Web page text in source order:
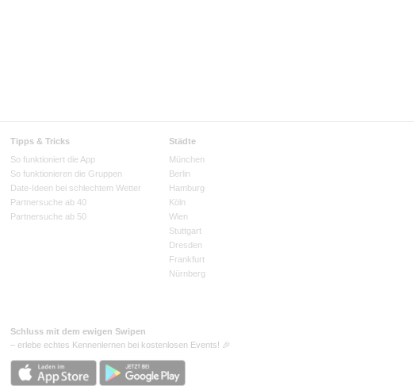
Tipps & Tricks
So funktioniert die App
So funktionieren die Gruppen
Date-Ideen bei schlechtem Wetter
Partnersuche ab 40
Partnersuche ab 50
Städte
München
Berlin
Hamburg
Köln
Wien
Stuttgart
Dresden
Frankfurt
Nürnberg
Schluss mit dem ewigen Swipen
– erlebe echtes Kennenlernen bei kostenlosen Events! 🎉